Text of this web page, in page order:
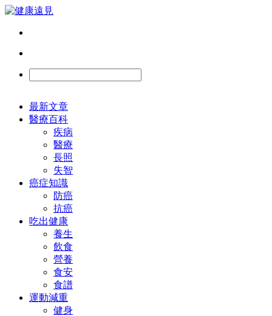
最新文章
醫療百科
疾病
醫療
長照
失智
癌症知識
防癌
抗癌
吃出健康
養生
飲食
營養
食安
食譜
運動減重
健身